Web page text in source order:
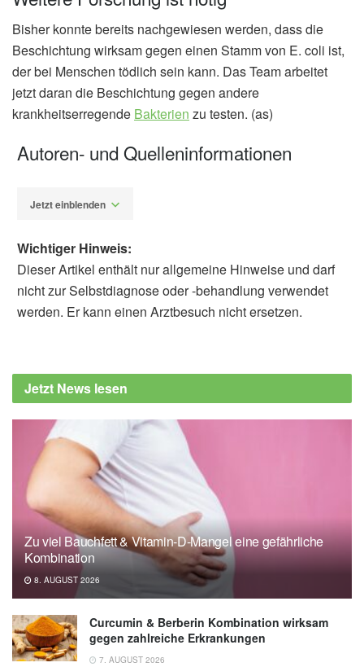
Bisher konnte bereits nachgewiesen werden, dass die
Beschichtung wirksam gegen einen Stamm von E. coli ist,
der bei Menschen tödlich sein kann. Das Team arbeitet
jetzt daran die Beschichtung gegen andere
krankheitserregende Bakterien zu testen. (as)
Autoren- und Quelleninformationen
Jetzt einblenden
Nguyena, Annika Hylen, Matthew R.
Maschmann, Azlin Mustapha, Heather K.
mechanically stable, nanoporous TiO2 thin
film antimicrobial coatings for food contact
surfaces, in Materials Chemistry and Physics
(veröffentlicht Volume 251, 01.09.2020),
Materials Chemistry and Physics
Avoiding food contamination with a durable
coating for hard surfaces, University of
Missouri (veröffentlicht 16.07.2020),
University of Missouri
Wichtiger Hinweis:
Dieser Artikel enthält nur allgemeine Hinweise und darf
nicht zur Selbstdiagnose oder -behandlung verwendet
werden. Er kann einen Arztbesuch nicht ersetzen.
Jetzt News lesen
Zu viel Bauchfett & Vitamin-D-Mangel eine gefährliche
Kombination
8. AUGUST 2026
Curcumin & Berberin Kombination wirksam
gegen zahlreiche Erkrankungen
7. AUGUST 2026